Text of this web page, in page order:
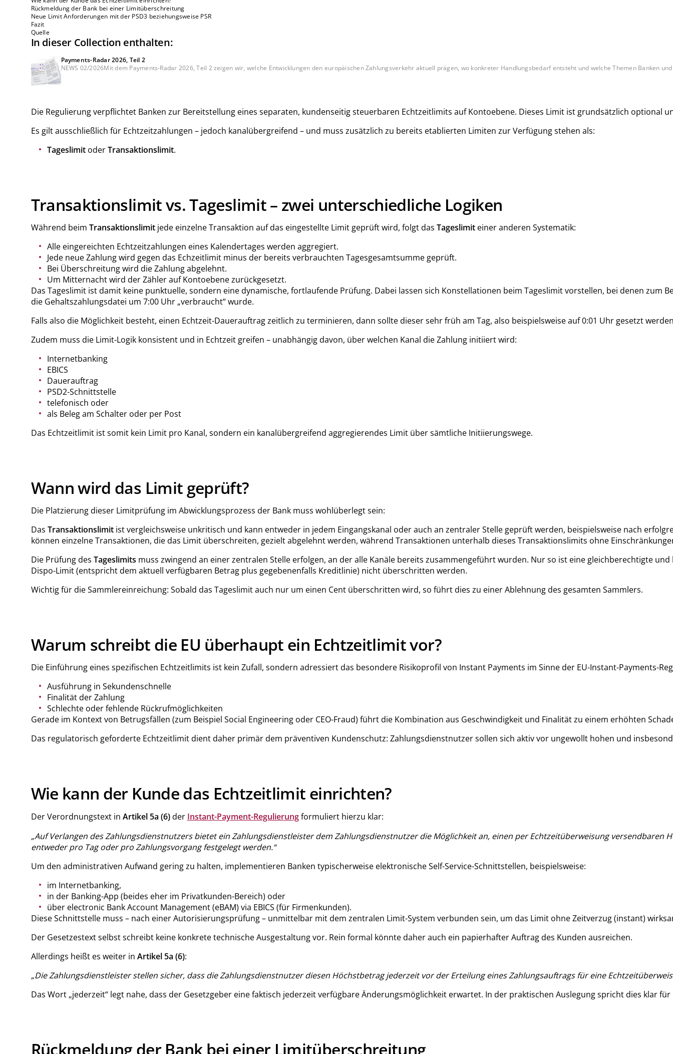
Rückmeldung der Bank bei einer Limitüberschreitung
Neue Limit Anforderungen mit der PSD3 beziehungsweise PSR
Fazit
Quelle
In dieser Collection enthalten:
Payments-Radar 2026, Teil 2
NEWS 02/2026Mit dem Payments-Radar 2026, Teil 2 zeigen wir, welche Entwicklungen den europäischen Zahlungsverkehr aktuell prägen, wo konkreter Handlungsbedarf entsteht und welche Themen Banken
Die Regulierung verpflichtet Banken zur Bereitstellung eines separaten, kundenseitig steuerbaren Echtzeitlimits auf Kontoebene. Dieses Limit ist grundsätzlich optional
Es gilt ausschließlich für Echtzeitzahlungen – jedoch kanalübergreifend – und muss zusätzlich zu bereits etablierten Limiten zur Verfügung stehen als:
TageslimitoderTransaktionslimit.
Transaktionslimit vs. Tageslimit – zwei unterschiedliche Logiken
Während beim Transaktionslimitjede einzelne Transaktion auf das eingestellte Limit geprüft wird, folgt das Tageslimiteiner anderen Systematik:
Alle eingereichten Echtzeitzahlungen eines Kalendertages werden aggregiert.
Jede neue Zahlung wird gegen das Echzeitlimit minus der bereits verbrauchten Tagesgesamtsumme geprüft.
Bei Überschreitung wird die Zahlung abgelehnt.
Um Mitternacht wird der Zähler auf Kontoebene zurückgesetzt.
Das Tageslimit ist damit keine punktuelle, sondern eine dynamische, fortlaufende Prüfung. Dabei lassen sich Konstellationen beim Tageslimit vorstellen, bei denen
die Gehaltszahlungsdatei um 7:00 Uhr „verbraucht“ wurde.
Falls also die Möglichkeit besteht, einen Echtzeit-Dauerauftrag zeitlich zu terminieren, dann sollte dieser sehr früh am Tag, also beispielsweise auf 0:01 Uhr gesetzt
Zudem muss die Limit-Logik konsistent und in Echtzeit greifen – unabhängig davon, über welchen Kanal die Zahlung initiiert wird:
Internetbanking
EBICS
Dauerauftrag
PSD2-Schnittstelle
telefonisch oder
als Beleg am Schalter oder per Post
Das Echtzeitlimit ist somit kein Limit pro Kanal, sondern ein kanalübergreifend aggregierendes Limit über sämtliche Initiierungswege.
Wann wird das Limit geprüft?
Die Platzierung dieser Limitprüfung im Abwicklungsprozess der Bank muss wohlüberlegt sein:
Das Transaktionslimitist vergleichsweise unkritisch und kann entweder in jedem Eingangskanal oder auch an zentraler Stelle geprüft werden, beispielsweise nach
können einzelne Transaktionen, die das Limit überschreiten, gezielt abgelehnt werden, während Transaktionen unterhalb dieses Transaktionslimits ohne
Die Prüfung des Tageslimits muss zwingend an einer zentralen Stelle erfolgen, an der alle Kanäle bereits zusammengeführt wurden. Nur so ist eine gleichberechtigte
Dispo-Limit (entspricht dem aktuell verfügbaren Betrag plus gegebenenfalls Kreditlinie) nicht überschritten werden.
Wichtig für die Sammlereinreichung: Sobald das Tageslimit auch nur um einen Cent überschritten wird, so führt dies zu einer Ablehnung des gesamten Sammlers.
Warum schreibt die EU überhaupt ein Echtzeitlimit vor?
Die Einführung eines spezifischen Echtzeitlimits ist kein Zufall, sondern adressiert das besondere Risikoprofil von Instant Payments im Sinne der EU-Instant-Payments-
Ausführung in Sekundenschnelle
Finalität der Zahlung
Schlechte oder fehlende Rückrufmöglichkeiten
Gerade im Kontext von Betrugsfällen (zum Beispiel Social Engineering oder CEO-Fraud) führt die Kombination aus Geschwindigkeit und Finalität zu einem erhöhten
Das regulatorisch geforderte Echtzeitlimit dient daher primär dem präventiven Kundenschutz: Zahlungsdienstnutzer sollen sich aktiv vor ungewollt hohen und
Wie kann der Kunde das Echtzeitlimit einrichten?
Der Verordnungstext in Artikel 5a (6)der Instant-Payment-Regulierungformuliert hierzu klar:
„Auf Verlangen des Zahlungsdienstnutzers bietet ein Zahlungsdienstleister dem Zahlungsdienstnutzer die Möglichkeit an, einen per Echtzeitüberweisung
entweder pro Tag oder pro Zahlungsvorgang festgelegt werden.“
Um den administrativen Aufwand gering zu halten, implementieren Banken typischerweise elektronische Self-Service-Schnittstellen, beispielsweise:
im Internetbanking,
in der Banking-App (beides eher im Privatkunden-Bereich) oder
über electronic Bank Account Management (eBAM) via EBICS (für Firmenkunden).
Diese Schnittstelle muss – nach einer Autorisierungsprüfung – unmittelbar mit dem zentralen Limit-System verbunden sein, um das Limit ohne Zeitverzug (instant)
Der Gesetzestext selbst schreibt keine konkrete technische Ausgestaltung vor. Rein formal könnte daher auch ein papierhafter Auftrag des Kunden ausreichen.
Allerdings heißt es weiter in Artikel 5a (6):
„Die Zahlungsdienstleister stellen sicher, dass die Zahlungsdienstnutzer diesen Höchstbetrag jederzeit vor der Erteilung eines Zahlungsauftrags für eine
Das Wort „jederzeit“ legt nahe, dass der Gesetzgeber eine faktisch jederzeit verfügbare Änderungsmöglichkeit erwartet. In der praktischen Auslegung spricht dies klar
Rückmeldung der Bank bei einer Limitüberschreitung